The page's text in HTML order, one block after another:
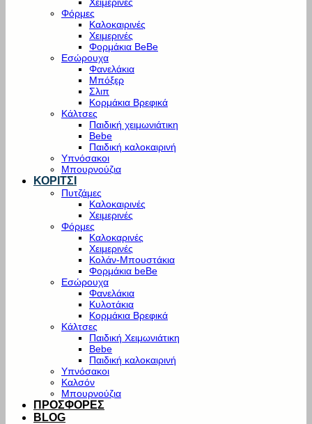
Φόρμες
Καλοκαιρινές
Χειμερινές
Φορμάκια BeBe
Εσώρουχα
Φανελάκια
Μπόξερ
Σλιπ
Κορμάκια Βρεφικά
Κάλτσες
Παιδική χειμωνιάτικη
Bebe
Παιδική καλοκαιρινή
Υπνόσακοι
Μπουρνούζια
ΚΟΡΙΤΣΙ
Πυτζάμες
Καλοκαιρινές
Χειμερινές
Φόρμες
Καλοκαρινές
Χειμερινές
Κολάν-Μπουστάκια
Φορμάκια beBe
Εσώρουχα
Φανελάκια
Κυλοτάκια
Κορμάκια Βρεφικά
Κάλτσες
Παιδική Χειμωνιάτικη
Bebe
Παιδική καλοκαιρινή
Υπνόσακοι
Καλσόν
Μπουρνούζια
ΠΡΟΣΦΟΡΕΣ
BLOG